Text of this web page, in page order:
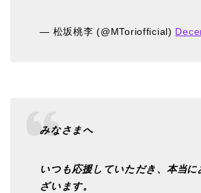
— 松坂桃李 (@MToriofficial)
みなさまへ
いつも応援していただき、本当
ざいます。